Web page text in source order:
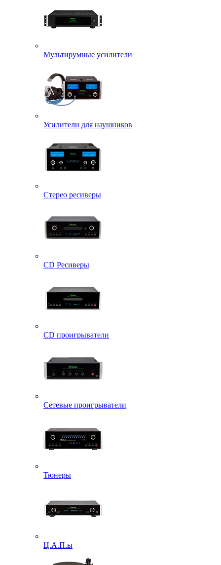
Мультирумные усилители
Усилители для наушников
Стерео ресиверы
CD Ресиверы
CD проигрыватели
Сетевые проигрыватели
Тюнеры
Ц.А.П.ы